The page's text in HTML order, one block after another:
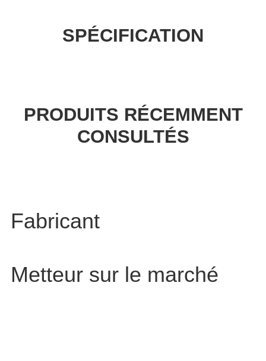
SPÉCIFICATION
PRODUITS RÉCEMMENT
CONSULTÉS
Fabricant
Metteur sur le marché